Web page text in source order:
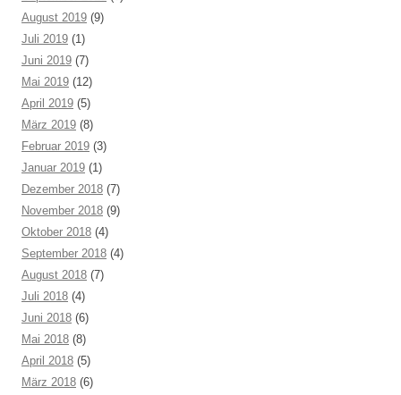
August 2019 (9)
Juli 2019 (1)
Juni 2019 (7)
Mai 2019 (12)
April 2019 (5)
März 2019 (8)
Februar 2019 (3)
Januar 2019 (1)
Dezember 2018 (7)
November 2018 (9)
Oktober 2018 (4)
September 2018 (4)
August 2018 (7)
Juli 2018 (4)
Juni 2018 (6)
Mai 2018 (8)
April 2018 (5)
März 2018 (6)